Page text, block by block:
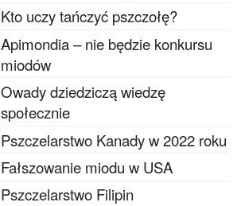
Kto uczy tańczyć pszczołę?
Apimondia – nie będzie konkursu
miodów
Owady dziedziczą wiedzę
społecznie
Pszczelarstwo Kanady w 2022 roku
Fałszowanie miodu w USA
Pszczelarstwo Filipin